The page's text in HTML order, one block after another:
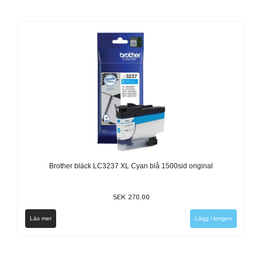
Brother bläck LC3237 XL Cyan blå 1500sid original
SEK 270,00
Läs mer